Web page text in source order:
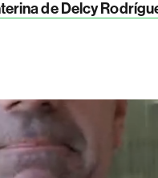
de Delcy